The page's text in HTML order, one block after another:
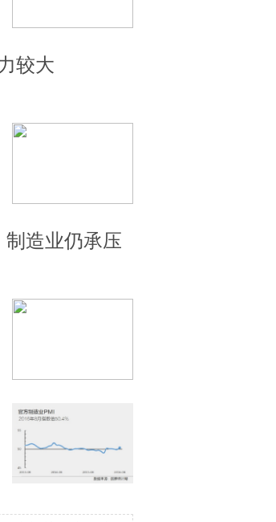
较大
造业仍承压